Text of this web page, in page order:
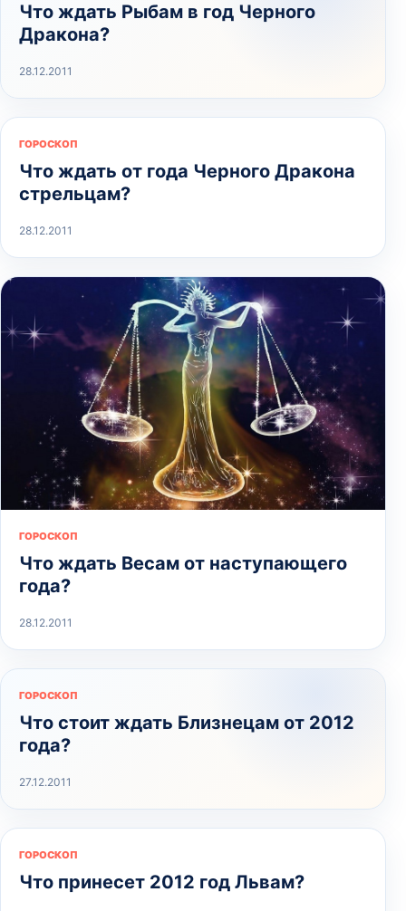
Что ждать Рыбам в год Черного
Дракона?
28.12.2011
ГОРОСКОП
Что ждать от года Черного Дракона
стрельцам?
28.12.2011
ГОРОСКОП
Что ждать Весам от наступающего
года?
28.12.2011
ГОРОСКОП
Что стоит ждать Близнецам от 2012
года?
27.12.2011
ГОРОСКОП
Что принесет 2012 год Львам?